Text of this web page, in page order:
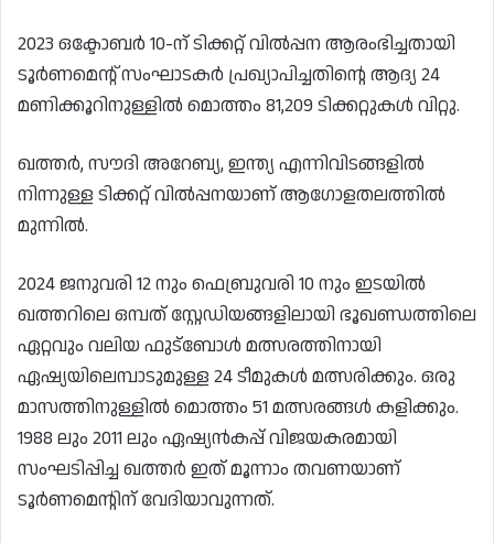
2023 ഒക്ടോബർ 10-ന് ടിക്കറ്റ് വിൽപ്പന ആരംഭിച്ചതായി
ടൂർണമെന്റ് സംഘാടകർ പ്രഖ്യാപിച്ചതിന്റെ ആദ്യ 24
മണിക്കൂറിനുള്ളിൽ മൊത്തം 81,209 ടിക്കറ്റുകൾ വിറ്റു.
ഖത്തർ, സൗദി അറേബ്യ, ഇന്ത്യ എന്നിവിടങ്ങളിൽ
നിന്നുള്ള ടിക്കറ്റ് വിൽപ്പനയാണ് ആഗോളതലത്തിൽ
മുന്നിൽ.
2024 ജനുവരി 12 നും ഫെബ്രുവരി 10 നും ഇടയിൽ
ഖത്തറിലെ ഒമ്പത് സ്റ്റേഡിയങ്ങളിലായി ഭൂഖണ്ഡത്തിലെ
ഏറ്റവും വലിയ ഫുട്ബോൾ മത്സരത്തിനായി
ഏഷ്യയിലെമ്പാടുമുള്ള 24 ടീമുകൾ മത്സരിക്കും. ഒരു
മാസത്തിനുള്ളിൽ മൊത്തം 51 മത്സരങ്ങൾ കളിക്കും.
1988 ലും 2011 ലും ഏഷ്യൻകപ്പ് വിജയകരമായി
സംഘടിപ്പിച്ച ഖത്തർ ഇത് മൂന്നാം തവണയാണ്
ടൂർണമെന്റിന് വേദിയാവുന്നത്.